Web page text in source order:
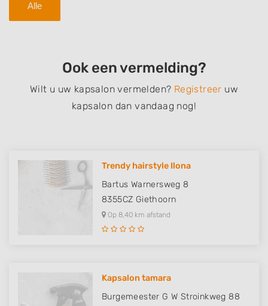
Alle
Ook een vermelding?
Wilt u uw kapsalon vermelden? Registreer uw
kapsalon dan vandaag nog!
Trendy hairstyle Ilona
Bartus Warnersweg 8
8355CZ Giethoorn
Op 8,40 km afstand
Kapsalon tamara
Burgemeester G W Stroinkweg 88